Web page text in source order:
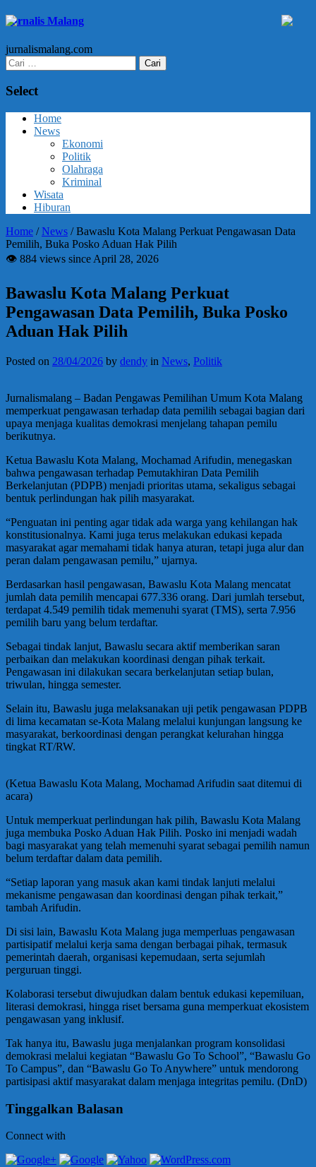
Jurnalis Malang
jurnalismalang.com
Cari
untuk:
Select
Home
News
Ekonomi
Politik
Olahraga
Kriminal
Wisata
Hiburan
Home /News /Bawaslu Kota Malang Perkuat Pengawasan Data
Pemilih, Buka Posko Aduan Hak Pilih
👁 884 views since April 28, 2026
Bawaslu Kota Malang Perkuat
Pengawasan Data Pemilih, Buka Posko
Aduan Hak Pilih
Posted on 28/04/2026 by dendy in News, Politik
Jurnalismalang – Badan Pengawas Pemilihan Umum Kota Malang
memperkuat pengawasan terhadap data pemilih sebagai bagian dari
upaya menjaga kualitas demokrasi menjelang tahapan pemilu
berikutnya.
Ketua Bawaslu Kota Malang, Mochamad Arifudin, menegaskan
bahwa pengawasan terhadap Pemutakhiran Data Pemilih
Berkelanjutan (PDPB) menjadi prioritas utama, sekaligus sebagai
bentuk perlindungan hak pilih masyarakat.
“Penguatan ini penting agar tidak ada warga yang kehilangan hak
konstitusionalnya. Kami juga terus melakukan edukasi kepada
masyarakat agar memahami tidak hanya aturan, tetapi juga alur dan
peran dalam pengawasan pemilu,” ujarnya.
Berdasarkan hasil pengawasan, Bawaslu Kota Malang mencatat
jumlah data pemilih mencapai 677.336 orang. Dari jumlah tersebut,
terdapat 4.549 pemilih tidak memenuhi syarat (TMS), serta 7.956
pemilih baru yang belum terdaftar.
Sebagai tindak lanjut, Bawaslu secara aktif memberikan saran
perbaikan dan melakukan koordinasi dengan pihak terkait.
Pengawasan ini dilakukan secara berkelanjutan setiap bulan,
triwulan, hingga semester.
Selain itu, Bawaslu juga melaksanakan uji petik pengawasan PDPB
di lima kecamatan se-Kota Malang melalui kunjungan langsung ke
masyarakat, berkoordinasi dengan perangkat kelurahan hingga
tingkat RT/RW.
(Ketua Bawaslu Kota Malang, Mochamad Arifudin saat ditemui di
acara)
Untuk memperkuat perlindungan hak pilih, Bawaslu Kota Malang
juga membuka Posko Aduan Hak Pilih. Posko ini menjadi wadah
bagi masyarakat yang telah memenuhi syarat sebagai pemilih namun
belum terdaftar dalam data pemilih.
“Setiap laporan yang masuk akan kami tindak lanjuti melalui
mekanisme pengawasan dan koordinasi dengan pihak terkait,”
tambah Arifudin.
Di sisi lain, Bawaslu Kota Malang juga memperluas pengawasan
partisipatif melalui kerja sama dengan berbagai pihak, termasuk
pemerintah daerah, organisasi kepemudaan, serta sejumlah
perguruan tinggi.
Kolaborasi tersebut diwujudkan dalam bentuk edukasi kepemiluan,
literasi demokrasi, hingga riset bersama guna memperkuat ekosistem
pengawasan yang inklusif.
Tak hanya itu, Bawaslu juga menjalankan program konsolidasi
demokrasi melalui kegiatan “Bawaslu Go To School”, “Bawaslu Go
To Campus”, dan “Bawaslu Go To Anywhere” untuk mendorong
partisipasi aktif masyarakat dalam menjaga integritas pemilu. (DnD)
Tinggalkan Balasan
Connect with